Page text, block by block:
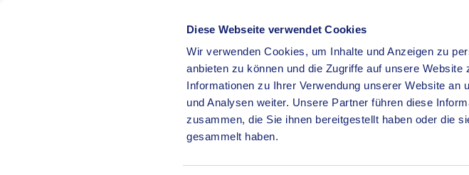
Diese Webseite verwendet Cookies
Wir verwenden Cookies, um Inhalte und Anzeigen zu
anbieten zu können und die Zugriffe auf unsere
Informationen zu Ihrer Verwendung unserer Website an
und Analysen weiter. Unsere Partner führen diese
zusammen, die Sie ihnen bereitgestellt haben oder die
gesammelt haben.
BÜRGERSERVICE KREISHAUS